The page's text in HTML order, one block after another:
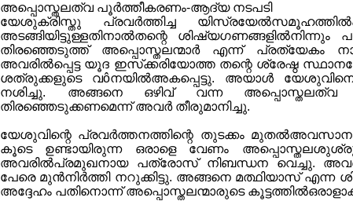
അപ്പൊസ്തലത്വ പൂര്‍ത്തീകരണം-ആദ്യ നടപടി
യേശുക്രിസ്തു പ്രവര്‍ത്തിച്ച
അടങ്ങിയിട്ടുള്ളതിനാല്‍തന്റെ ശിഷ്യഗണങ്ങളില്‍നിന്നും
തിരഞ്ഞെടുത്ത് അപ്പൊസ്തലന്മാര്‍ എന്ന് പ്രത്യേകം
അവരില്‍പ്പെട്ട യൂദ ഇസ്‌ക്കരിയോത്ത തന്റെ ശ്രേഷ്ഠ
ശത്രുക്കളുടെ വôനയില്‍അകപ്പെട്ടു. അയാള്‍
നശിച്ചു. അങ്ങനെ ഒഴിവ് വന്ന അപ്പൊസ്തലത്വ
തിരഞ്ഞെടുക്കണമെന്ന് അവര്‍ തീരുമാനിച്ചു.
യേശുവിന്റെ പ്രവര്‍ത്തനത്തിന്റെ തുടക്കം
കൂടെ ഉണ്ടായിരുന്ന ഒരാളെ വേണം
അവരില്‍പ്രമുഖനായ പത്രോസ് നിബന്ധന വെച്ചു.
പേരെ മുന്‍നിര്‍ത്തി നറുക്കിട്ടു. അങ്ങനെ മത്ഥിയാസ് എന്ന
അദ്ദേഹം പതിനൊന്ന് അപ്പൊസ്തലന്മാരുടെ